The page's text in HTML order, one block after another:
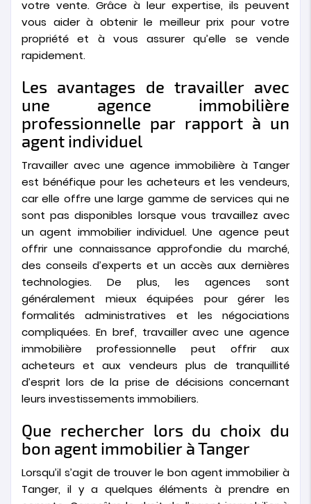
votre vente. Grâce à leur expertise, ils peuvent
vous aider à obtenir le meilleur prix pour votre
propriété et à vous assurer qu’elle se vende
rapidement.
Les avantages de travailler avec
une agence immobilière
professionnelle par rapport à un
agent individuel
Travailler avec une agence immobilière à Tanger
est bénéfique pour les acheteurs et les vendeurs,
car elle offre une large gamme de services qui ne
sont pas disponibles lorsque vous travaillez avec
un agent immobilier individuel. Une agence peut
offrir une connaissance approfondie du marché,
des conseils d’experts et un accès aux dernières
technologies. De plus, les agences sont
généralement mieux équipées pour gérer les
formalités administratives et les négociations
compliquées. En bref, travailler avec une agence
immobilière professionnelle peut offrir aux
acheteurs et aux vendeurs plus de tranquillité
d’esprit lors de la prise de décisions concernant
leurs investissements immobiliers.
Que rechercher lors du choix du
bon agent immobilier à Tanger
Lorsqu’il s’agit de trouver le bon agent immobilier à
Tanger, il y a quelques éléments à prendre en